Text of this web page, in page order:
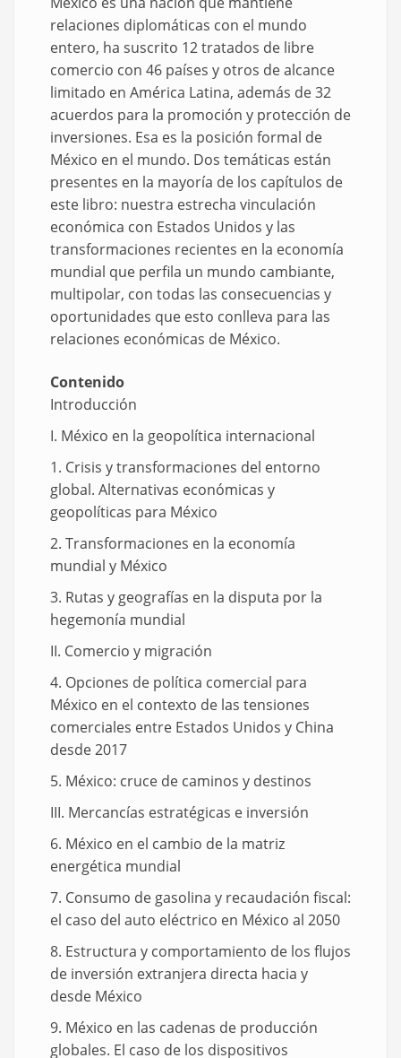
relaciones diplomáticas con el mundo
entero, ha suscrito 12 tratados de libre
comercio con 46 países y otros de alcance
limitado en América Latina, además de 32
acuerdos para la promoción y protección de
inversiones. Esa es la posición formal de
México en el mundo. Dos temáticas están
presentes en la mayoría de los capítulos de
este libro: nuestra estrecha vinculación
económica con Estados Unidos y las
transformaciones recientes en la economía
mundial que perfila un mundo cambiante,
multipolar, con todas las consecuencias y
oportunidades que esto conlleva para las
relaciones económicas de México.
Contenido
Introducción
I. México en la geopolítica internacional
1. Crisis y transformaciones del entorno
global. Alternativas económicas y
geopolíticas para México
2. Transformaciones en la economía
mundial y México
3. Rutas y geografías en la disputa por la
hegemonía mundial
II. Comercio y migración
4. Opciones de política comercial para
México en el contexto de las tensiones
comerciales entre Estados Unidos y China
desde 2017
5. México: cruce de caminos y destinos
III. Mercancías estratégicas e inversión
6. México en el cambio de la matriz
energética mundial
7. Consumo de gasolina y recaudación fiscal:
el caso del auto eléctrico en México al 2050
8. Estructura y comportamiento de los flujos
de inversión extranjera directa hacia y
desde México
9. México en las cadenas de producción
globales. El caso de los dispositivos